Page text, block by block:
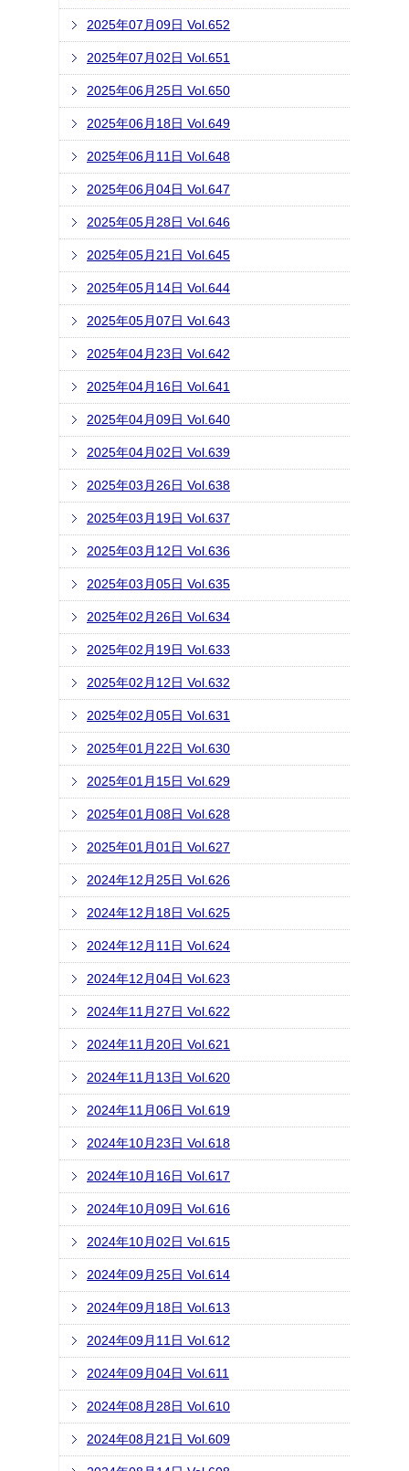
2025年07月09日 Vol.652
2025年07月02日 Vol.651
2025年06月25日 Vol.650
2025年06月18日 Vol.649
2025年06月11日 Vol.648
2025年06月04日 Vol.647
2025年05月28日 Vol.646
2025年05月21日 Vol.645
2025年05月14日 Vol.644
2025年05月07日 Vol.643
2025年04月23日 Vol.642
2025年04月16日 Vol.641
2025年04月09日 Vol.640
2025年04月02日 Vol.639
2025年03月26日 Vol.638
2025年03月19日 Vol.637
2025年03月12日 Vol.636
2025年03月05日 Vol.635
2025年02月26日 Vol.634
2025年02月19日 Vol.633
2025年02月12日 Vol.632
2025年02月05日 Vol.631
2025年01月22日 Vol.630
2025年01月15日 Vol.629
2025年01月08日 Vol.628
2025年01月01日 Vol.627
2024年12月25日 Vol.626
2024年12月18日 Vol.625
2024年12月11日 Vol.624
2024年12月04日 Vol.623
2024年11月27日 Vol.622
2024年11月20日 Vol.621
2024年11月13日 Vol.620
2024年11月06日 Vol.619
2024年10月23日 Vol.618
2024年10月16日 Vol.617
2024年10月09日 Vol.616
2024年10月02日 Vol.615
2024年09月25日 Vol.614
2024年09月18日 Vol.613
2024年09月11日 Vol.612
2024年09月04日 Vol.611
2024年08月28日 Vol.610
2024年08月21日 Vol.609